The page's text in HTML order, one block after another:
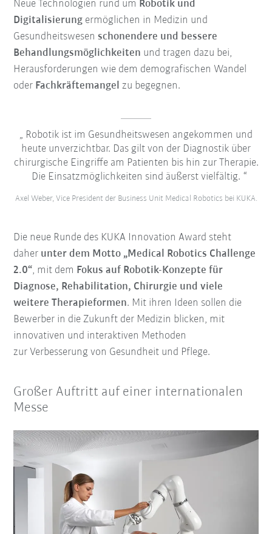
Neue Technologien rund um Robotik und
Digitalisierung ermöglichen in Medizin und
Gesundheitswesenschonendere und bessere
Behandlungsmöglichkeiten und tragen dazu bei,
Herausforderungen wie dem demografischen Wandel
oder Fachkräftemangel zu begegnen.
Robotik ist im Gesundheitswesen angekommen und
heute unverzichtbar. Das gilt von der Diagnostik über
chirurgische Eingriffe am Patienten bis hin zur Therapie.
Die Einsatzmöglichkeiten sind äußerst vielfältig.
Axel Weber, Vice President der Business Unit Medical Robotics bei KUKA.
Die neue Runde des KUKA Innovation Award steht
daher unter dem Motto „Medical Robotics Challenge
2.0“, mit dem Fokus auf Robotik-Konzepte für
Diagnose, Rehabilitation, Chirurgie und viele
weitere Therapieformen. Mit ihren Ideen sollen die
Bewerber in dieZukunft der Medizin blicken, mit
innovativen und interaktiven Methoden
zur Verbesserung von Gesundheit und Pflege.
Großer Auftritt auf einer internationalen
Messe